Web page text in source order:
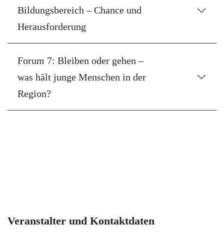
Bildungsbereich – Chance und
Herausforderung
Forum 7: Bleiben oder gehen –
was hält junge Menschen in der
Region?
Veranstalter und Kontaktdaten